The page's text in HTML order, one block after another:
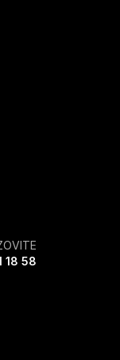
18 58